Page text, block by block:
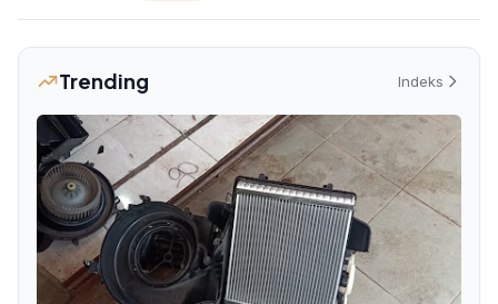
Trending Indeks